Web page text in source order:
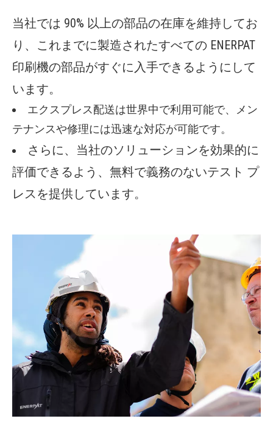
当社では 90% 以上の部品の在庫を維持してお
り、これまでに製造されたすべての ENERPAT
印刷機の部品がすぐに入手できるようにして
います。
エクスプレス配送は世界中で利用可能で、メン
テナンスや修理には迅速な対応が可能です。
さらに、当社のソリューションを効果的に
評価できるよう、無料で義務のないテスト プ
レスを提供しています。